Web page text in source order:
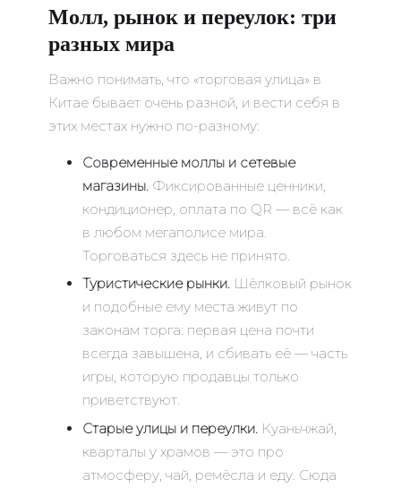
Молл, рынок и переулок: три
разных мира
Важно понимать, что «торговая улица» в
Китае бывает очень разной, и вести себя в
этих местах нужно по-разному:
Современные моллы и сетевые
магазины. Фиксированные ценники,
кондиционер, оплата по QR — всё как
в любом мегаполисе мира.
Торговаться здесь не принято.
Туристические рынки. Шёлковый рынок
и подобные ему места живут по
законам торга: первая цена почти
всегда завышена, и сбивать её — часть
игры, которую продавцы только
приветствуют.
Старые улицы и переулки. Куаньчжай,
кварталы у храмов — это про
атмосферу, чай, ремёсла и еду. Сюда